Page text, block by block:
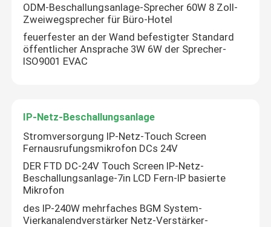
ODM-Beschallungsanlage-Sprecher 60W 8 Zoll-
Zweiwegsprecher für Büro-Hotel
feuerfester an der Wand befestigter Standard
öffentlicher Ansprache 3W 6W der Sprecher-
ISO9001 EVAC
IP-Netz-Beschallungsanlage
Stromversorgung IP-Netz-Touch Screen
Fernausrufungsmikrofon DCs 24V
DER FTD DC-24V Touch Screen IP-Netz-
Beschallungsanlage-7in LCD Fern-IP basierte
Mikrofon
des IP-240W mehrfaches BGM System-
Vierkanalendverstärker Netz-Verstärker-